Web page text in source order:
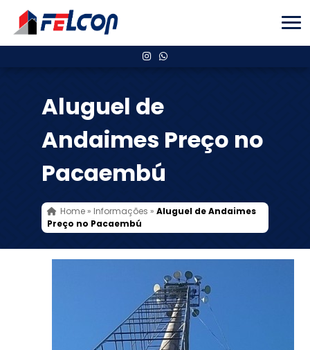
Aluguel de
Andaimes Preço no
Pacaembú
Home» Informações » Aluguel de Andaimes
Preço no Pacaembú